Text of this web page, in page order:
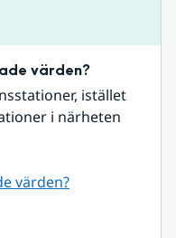
värden?
istället
i närheten
värden?